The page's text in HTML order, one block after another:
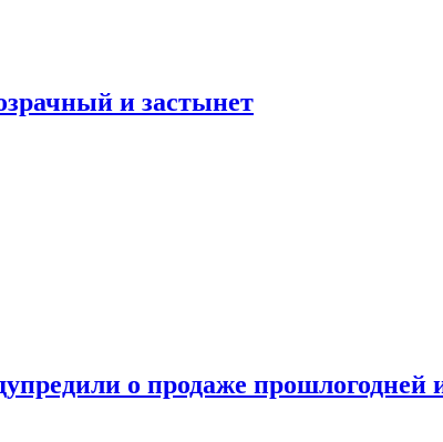
и застынет
о продаже прошлогодней